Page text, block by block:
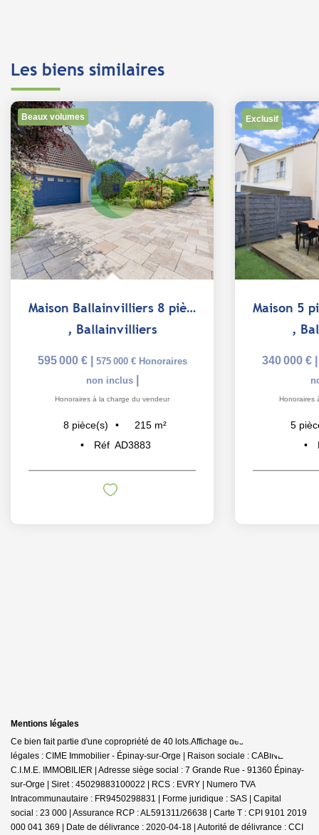
Les biens similaires
Beaux volumes
Maison Ballainvilliers 8 pièce(s) 215 m2
, Ballainvilliers
595 000 € 575 000 € Honoraires
non inclus
Honoraires à la charge du vendeur
8 pièce(s) 215 m²
Réf AD3883
Exclusif
,
340 000 €
Honoraires
5
Mentions légales
Ce bien fait partie d'une copropriété de 40 lots.Affichage des informations
légales : CIME Immobilier - Épinay-sur-Orge | Raison sociale : CABINET
C.I.M.E. IMMOBILIER | Adresse siège social : 7 Grande Rue - 91360 Épinay-
sur-Orge | Siret : 45029883100022 | RCS : EVRY | Numero TVA
Intracommunautaire : FR9450298831 | Forme juridique : SAS | Capital
social : 23 000 | Assurance RCP : AL591311/26638 | Carte T : CPI 9101 2019
000 041 369 | Date de délivrance : 2020-04-18 | Autorité de délivrance : CCI